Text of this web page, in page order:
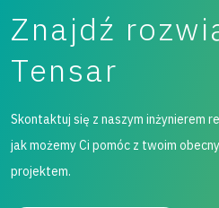
Znajdź
Tensar
Skontaktuj się z naszym inżynierem
jak możemy Ci pomóc z twoim
projektem.